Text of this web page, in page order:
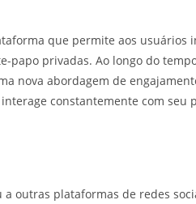
que permite aos
papo privadas. Ao longo do
nova abordagem de
constantemente com
outras plataformas de redes